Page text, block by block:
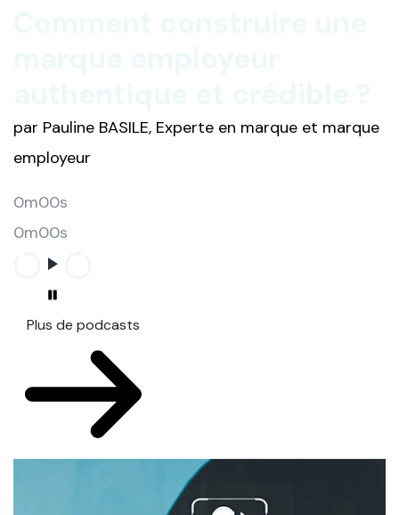
par Pauline BASILE, Experte en marque et marque
employeur
0m00s
0m00s
Plus de podcasts